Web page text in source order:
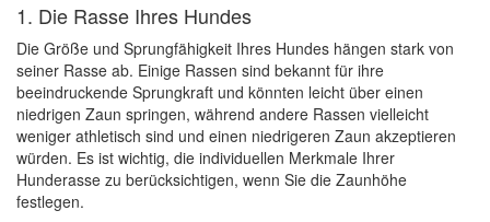
1. Die Rasse Ihres Hundes
Die Größe und Sprungfähigkeit Ihres Hundes hängen stark von
seiner Rasse ab. Einige Rassen sind bekannt für ihre
beeindruckende Sprungkraft und könnten leicht über einen
niedrigen Zaun springen, während andere Rassen vielleicht
weniger athletisch sind und einen niedrigeren Zaun akzeptieren
würden. Es ist wichtig, die individuellen Merkmale Ihrer
Hunderasse zu berücksichtigen, wenn Sie die Zaunhöhe
festlegen.